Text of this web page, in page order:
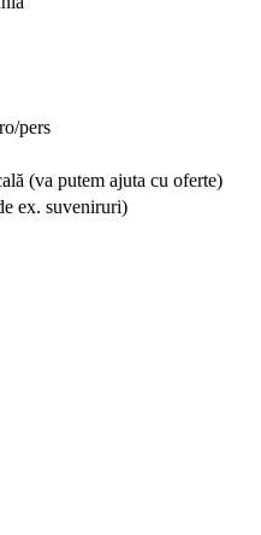
pers
(va putem ajuta cu oferte)
ex. suveniruri)